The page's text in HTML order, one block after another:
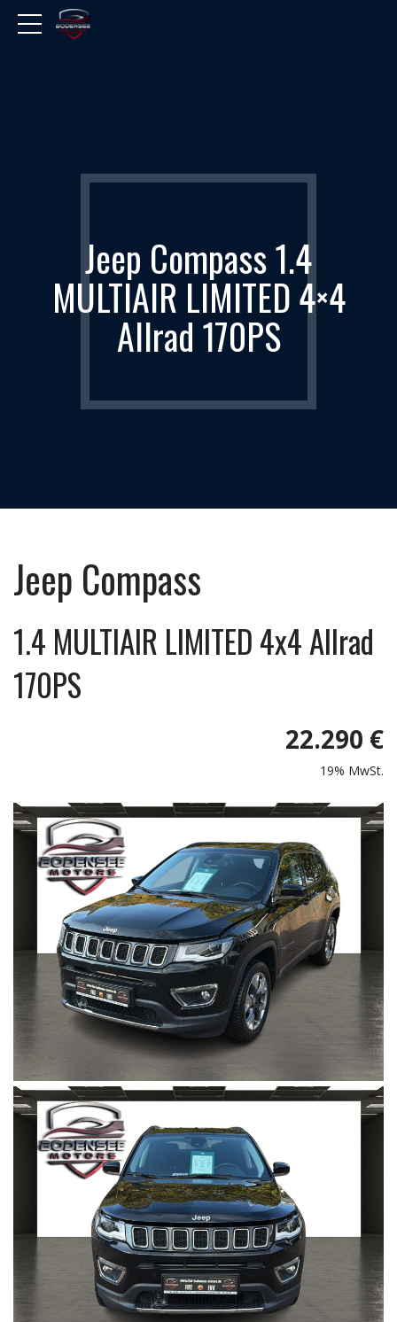
Jeep Compass 1.4
MULTIAIR LIMITED 4×4
Allrad 170PS
Jeep Compass
1.4 MULTIAIR LIMITED 4x4 Allrad
170PS
22.290 €
19% MwSt.